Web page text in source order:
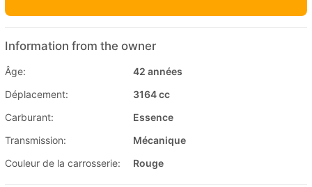
Information from the owner
Âge:
42 années
Déplacement:
3164 cc
Carburant:
Essence
Transmission:
Mécanique
Couleur de la carrosserie:
Rouge